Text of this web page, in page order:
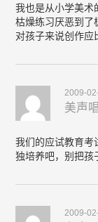
我也是从小学美术
枯燥练习厌恶到
对孩子来说创作应
2009-
美声
我们的应试教育考
独培养吧，别把孩
2009-